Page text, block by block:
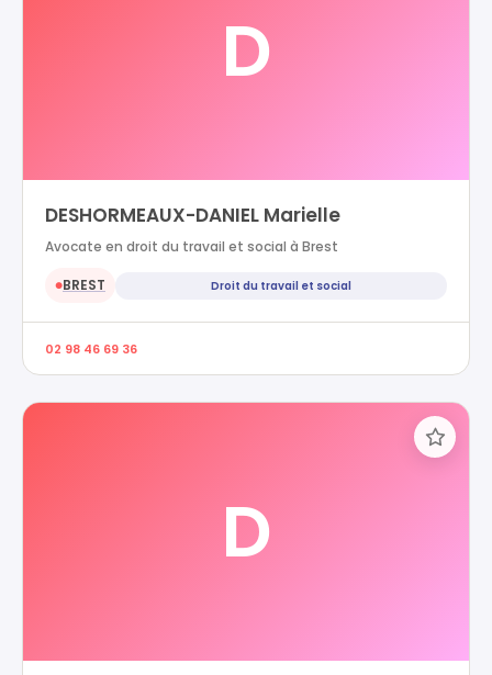
D
DESHORMEAUX-DANIEL Marielle
Avocate en droit du travail et social à Brest
●BREST Droit du travail et social
02 98 46 69 36
D